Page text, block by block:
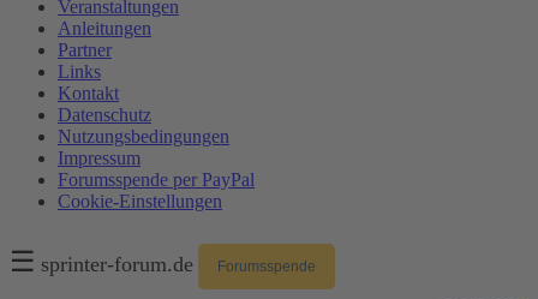
Veranstaltungen
Anleitungen
Partner
Links
Kontakt
Datenschutz
Nutzungsbedingungen
Impressum
Forumsspende per PayPal
Cookie-Einstellungen
☰ sprinter-forum.de Forumsspende